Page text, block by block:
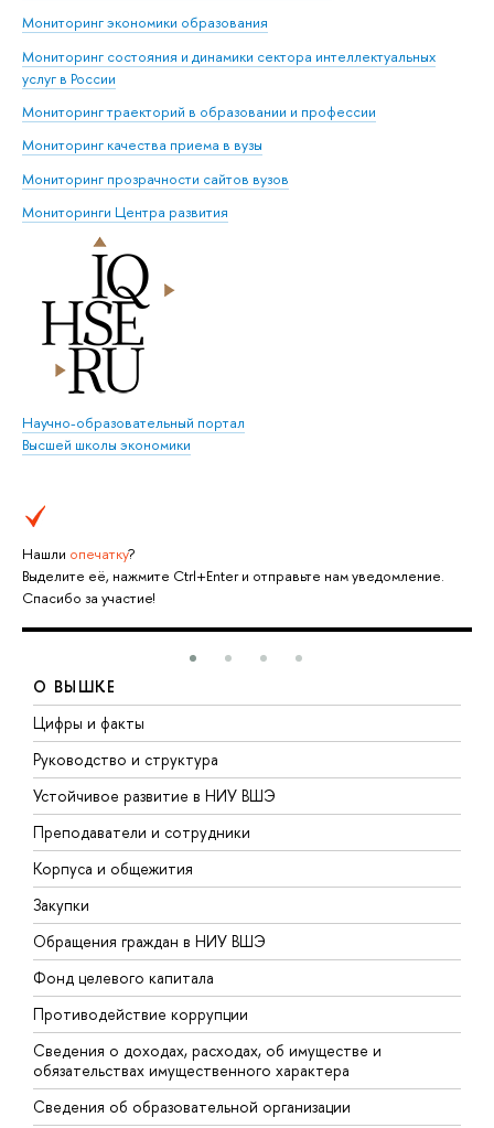
Мониторинг экономики образования
Мониторинг состояния и динамики сектора интеллектуальных
услуг в России
Мониторинг траекторий в образовании и профессии
Мониторинг качества приема в вузы
Мониторинг прозрачности сайтов вузов
Мониторинги Центра развития
Научно-образовательный портал
Высшей школы экономики
Нашли опечатку?
Выделите её, нажмите Ctrl+Enter и отправьте нам уведомление.
Спасибо за участие!
О ВЫШКЕ
Цифры и факты
Руководство и структура
Устойчивое развитие в НИУ ВШЭ
Преподаватели и сотрудники
Корпуса и общежития
Закупки
Обращения граждан в НИУ ВШЭ
Фонд целевого капитала
Противодействие коррупции
Сведения о доходах, расходах, об имуществе и
обязательствах имущественного характера
Сведения об образовательной организации